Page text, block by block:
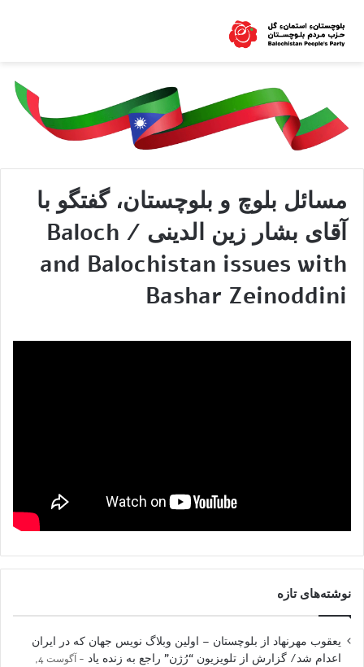
مسائل بلوچ و بلوچستان، گفتگو با
آقای بشار زین الدینی / Baloch
and Balochistan issues with
Bashar Zeinoddini
نوشته‌های تازه
یعقوب مهرنهاد از بلوچستان – اولین وبلاگ نویس جهان که در ایران
اعدام شد/ گزارش از تلویزیون “رُژن” راجع به زنده یاد
آگوست 4,